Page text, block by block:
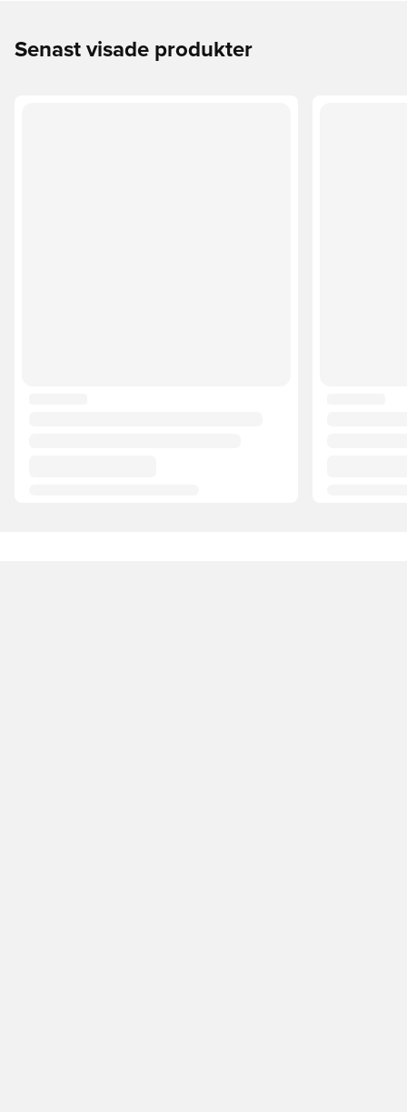
Senast visade produkter